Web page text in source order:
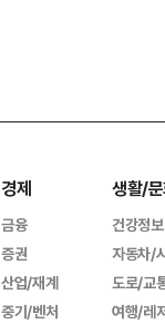
경제
금융
증권
산업/재계
중기/벤처
생활/
건강정보
자동차/
도로/교
여행/레